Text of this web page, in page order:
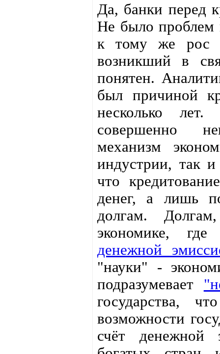
Да, банки перед
Не было проблем
к тому же рос
возникший в
понятен.
был причиной
несколько
совершенно
механизм
индустрии, так
что
денег, а лишь
долгам.
экономике,
денежной
"науки" -
подразумевает
государства,
возможности
счёт денежной